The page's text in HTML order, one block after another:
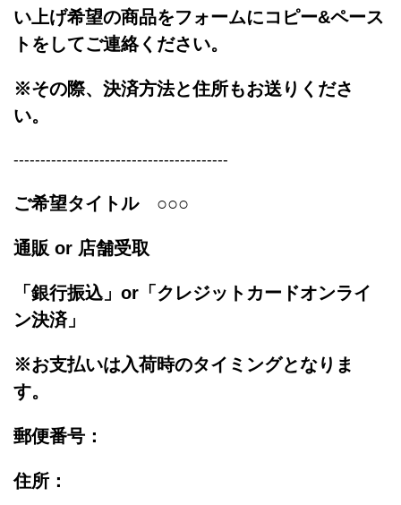
い上げ希望の商品をフォームにコピー&ペース
トをしてご連絡ください。
※その際、決済方法と住所もお送りくださ
い。
----------------------------------------
ご希望タイトル ○○○
通販 or 店舗受取
「銀行振込」or「クレジットカードオンライ
ン決済」
※お支払いは入荷時のタイミングとなりま
す。
郵便番号：
住所：